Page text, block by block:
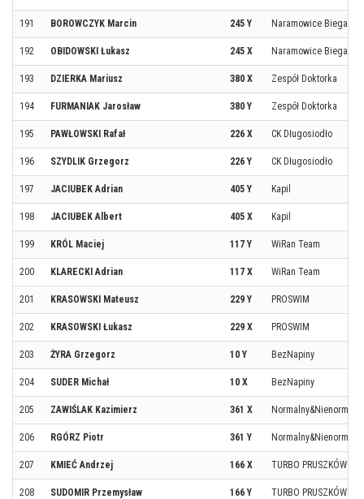
191 BOROWCZYK Marcin 245 Y Naramowice Biegają
192 OBIDOWSKI Łukasz 245 X Naramowice Biegają
193 DZIERKA Mariusz 380 X Zespół Doktorka
194 FURMANIAK Jarosław 380 Y Zespół Doktorka
195 PAWŁOWSKI Rafał 226 X CK Długosiodło
196 SZYDLIK Grzegorz 226 Y CK Długosiodło
197 JACIUBEK Adrian 405 Y Kapil
198 JACIUBEK Albert 405 X Kapil
199 KRÓL Maciej 117 Y WiRan Team
200 KLARECKI Adrian 117 X WiRan Team
201 KRASOWSKI Mateusz 229 Y PROSWIM
202 KRASOWSKI Łukasz 229 X PROSWIM
203 ŻYRA Grzegorz 10 Y BezNapiny
204 SUDER Michał 10 X BezNapiny
205 ZAWIŚLAK Kazimierz 361 X
206 RGÓRZ Piotr 361 Y
207 KMIEĆ Andrzej 166 X TURBO PRUSZKÓW /
208 SUDOMIR Przemysław 166 Y TURBO PRUSZKÓW /